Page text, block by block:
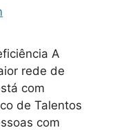
A
rede de
com
de Talentos
com